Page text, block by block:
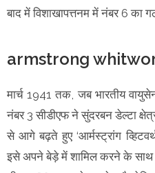
बाद में विशाखापत्तनम में नंबर 6 का
armstrong
मार्च 1941 तक, जब भारतीय
नंबर 3 सीडीएफ ने सुंदरबन डेल्टा
से आगे बढ़ते हुए ‘आर्मस्ट्रांग
इसे अपने बेड़े में शामिल करने के साथ